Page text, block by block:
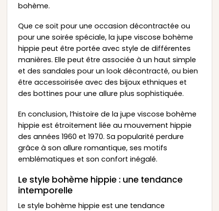
bohème.
Que ce soit pour une occasion décontractée ou
pour une soirée spéciale, la jupe viscose bohème
hippie peut être portée avec style de différentes
manières. Elle peut être associée à un haut simple
et des sandales pour un look décontracté, ou bien
être accessoirisée avec des bijoux ethniques et
des bottines pour une allure plus sophistiquée.
En conclusion, l’histoire de la jupe viscose bohème
hippie est étroitement liée au mouvement hippie
des années 1960 et 1970. Sa popularité perdure
grâce à son allure romantique, ses motifs
emblématiques et son confort inégalé.
Le style bohème hippie : une tendance
intemporelle
Le style bohème hippie est une tendance